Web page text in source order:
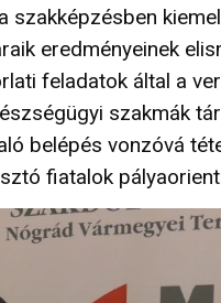
szakképzésben
eredményeinek
feladatok által a
szakmák
belépés vonzóvá
fiatalok